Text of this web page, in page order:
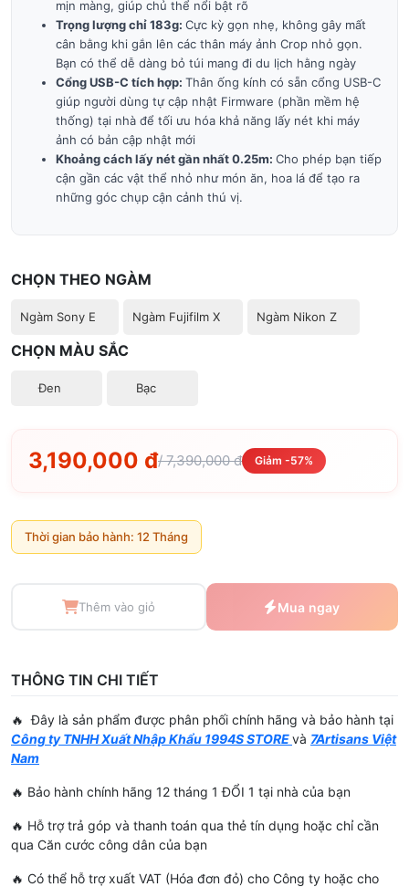
mịn màng, giúp chủ thể nổi bật rõ
Trọng lượng chỉ 183g: Cực kỳ gọn nhẹ, không gây mất
cân bằng khi gắn lên các thân máy ảnh Crop nhỏ gọn.
Bạn có thể dễ dàng bỏ túi mang đi du lịch hằng ngày
Cổng USB-C tích hợp: Thân ống kính có sẵn cổng USB-C
giúp người dùng tự cập nhật Firmware (phần mềm hệ
thống) tại nhà để tối ưu hóa khả năng lấy nét khi máy
ảnh có bản cập nhật mới
Khoảng cách lấy nét gần nhất 0.25m: Cho phép bạn tiếp
cận gần các vật thể nhỏ như món ăn, hoa lá để tạo ra
những góc chụp cận cảnh thú vị.
CHỌN THEO NGÀM
Ngàm Sony E Ngàm Fujifilm X Ngàm Nikon Z
CHỌN MÀU SẮC
Đen Bạc
3,190,000 đ/ 7,390,000 đ Giảm -57%
Thời gian bảo hành: 12 Tháng
Thêm vào giỏ Mua ngay
THÔNG TIN CHI TIẾT
🔥Đây là sản phẩm được phân phối chính hãng và bảo hành tại
Công ty TNHH Xuất Nhập Khẩu 1994S STOREvà 7Artisans Việt
Nam
🔥 Bảo hành chính hãng 12 tháng 1 ĐỔI 1 tại nhà của bạn
🔥 Hỗ trợ trả góp và thanh toán qua thẻ tín dụng hoặc chỉ cần
qua Căn cước công dân của bạn
🔥 Có thể hỗ trợ xuất VAT (Hóa đơn đỏ) cho Công ty hoặc cho